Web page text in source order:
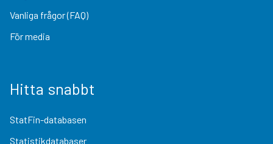
Vanliga frågor (FAQ)
För media
Hitta snabbt
StatFin-databasen
Statistikdatabaser